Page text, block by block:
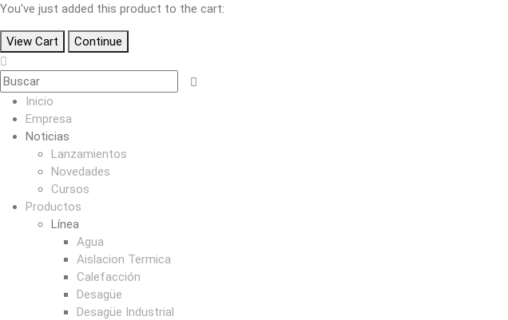
You've just added this product to the cart:
View Cart Continue
Inicio
Empresa
Noticias
Lanzamientos
Novedades
Cursos
Productos
Línea
Agua
Aislacion Termica
Calefacción
Desagüe
Desagüe Industrial